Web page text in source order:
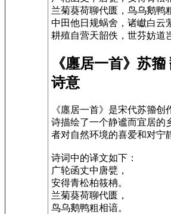
兰菊葵荷聊代匮，鸟乌鹅鸭
中田他日规蜗舍，诸巘白云
耕殖自营天韶佚，世芬妨道
《廛居一首》苏
诗意
《廛居一首》是宋代苏籀
诗描绘了一个静谧而宜居的
者对自然环境的喜爱和对宁
诗词中的译文如下：
广轮函丈中唐甓，
安得青松柏筱柟。
兰菊葵荷聊代匮，
鸟乌鹅鸭粗相谙。